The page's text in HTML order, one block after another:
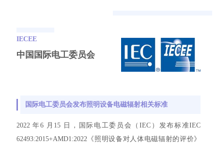
IECEE
中国 国际电工委员会
国际电工委员会发布照明设备电磁辐射相关标准
2022 年6 月15 日，国际电工委员会（IEC）发布标准IEC
62493:2015+AMD1:2022《照明设备对人体电磁辐射的评价》